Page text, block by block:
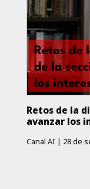
Retos de la
avanzar los
Canal AI | 28 de